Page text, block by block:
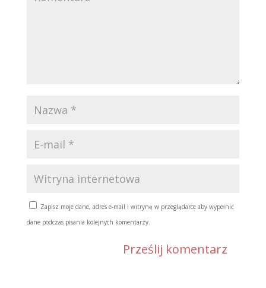
Zapisz moje dane, adres e-mail i witrynę w przeglądarce aby wypełnić
dane podczas pisania kolejnych komentarzy.